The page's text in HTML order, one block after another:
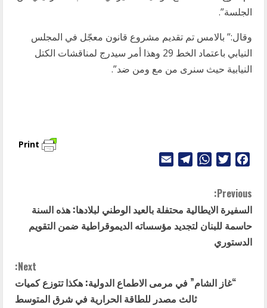
الجلسة”.
وقال:” بالامس تم تقديم مشروع قانون معجّل في المجلس
النيابي باعتماد الخط 29 وهذا أمر سيدرج لمناقشات الكتل
النيابية حيث سنرى من مع ومن ضد”.
Print
Facebook
Twitter
WhatsApp
Telegram
Email
C
o
n
Previous:
السفيرة الايطالية محتفلة بالعيد الوطني لبلادها: هذه السنة
حاسمة للبنان لتجديد مؤسساته الديموقراطية ضمن التقويم
الدستوري
Next:
“غاز الشام” في مرمى الاطماع الدولية: هكذا تتوزع كميات
ثالث مصدر للطاقة الحرارية في شرق المتوسط